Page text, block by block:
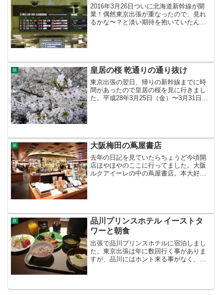
2016年3月26日ついに北海道新幹線が開
業！偶然東京出張が重なったので、見れ
るかな〜？と淡い期待を抱いていたんで
旅 皇居の桜 乾通りの通り抜け
東京出張の翌日、帰りの新幹線までに時
間があったので皇居の桜を見に行きまし
た。平成28年3月25日（金）〜3月31日
旅 大阪梅田の蔦屋書店
去年の日記を見ていたらちょうど今頃開
店ほやほやのここに行ってました。大阪
ルクアイーレの中の蔦屋書店。本大好き
旅
品川プリンスホテル イーストタ
ワーと朝食
出張で品川プリンスホテルに宿泊しまし
た。東京出張は年に数回行く事がありま
すが、品川にはホント来る事がなく、今
ば超有名なホテルなんで色...